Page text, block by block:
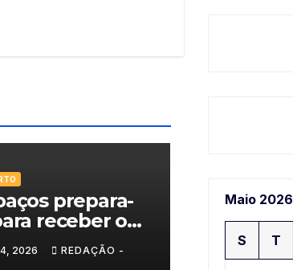
prepara-
receber o
2026 REDAÇÃO -
Maio 2026
S T